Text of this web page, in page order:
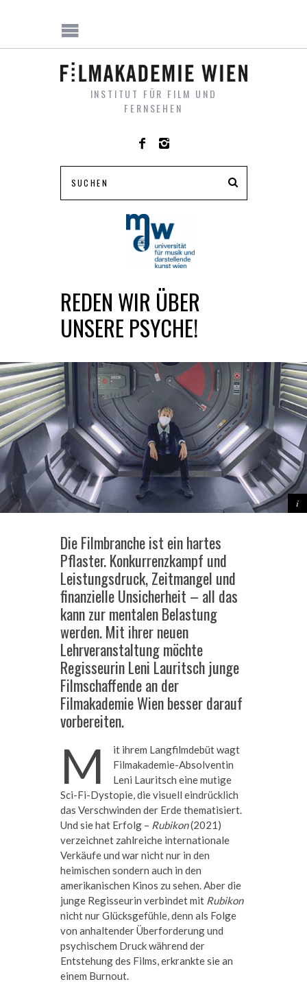
INSTITUT FÜR FILM UND
FERNSEHEN
REDEN WIR ÜBER
UNSERE PSYCHE!
Die Filmbranche ist ein hartes
Pflaster. Konkurrenzkampf und
Leistungsdruck, Zeitmangel und
finanzielle Unsicherheit – all das
kann zur mentalen Belastung
werden. Mit ihrer neuen
Lehrveranstaltung möchte
Regisseurin Leni Lauritsch junge
Filmschaffende an der
Filmakademie Wien besser darauf
vorbereiten.
M
it ihrem Langfilmdebüt wagt
Filmakademie-Absolventin
Leni Lauritsch eine mutige
Sci-Fi-Dystopie, die visuell eindrücklich
das Verschwinden der Erde thematisiert.
Und sie hat Erfolg – Rubikon(2021)
verzeichnet zahlreiche internationale
Verkäufe und war nicht nur in den
heimischen sondern auch in den
amerikanischen Kinos zu sehen. Aber die
junge Regisseurin verbindet mit Rubikon
nicht nur Glücksgefühle, denn als Folge
von anhaltender Überforderung und
psychischem Druck während der
Entstehung des Films, erkrankte sie an
einem Burnout.